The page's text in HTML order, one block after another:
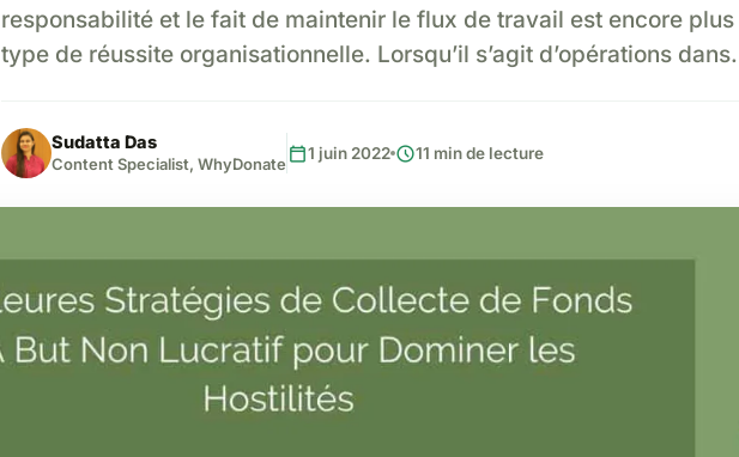
responsabilité et le fait de maintenir le flux de travail est encore
type de réussite organisationnelle. Lorsqu’il s’agit d’opérations
Sudatta Das
Content Specialist, WhyDonate calendar_today1 juin 2022 schedule11 min de lecture